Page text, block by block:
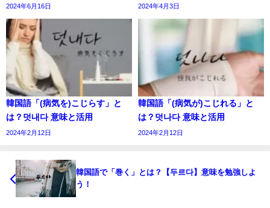
2024年6月16日 2024年4月3日
韓国語「(病気を)こじらす」と
は？덧내다 意味と活用
2024年2月12日
韓国語「(病気が)こじれる」と
は？덧나다 意味と活用
2024年2月12日
韓国語で「巻く」とは？【두르다】意味を勉強しよ
う！